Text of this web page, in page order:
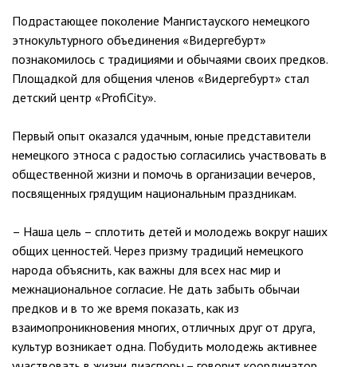
Подрастающее поколение Мангистауского немецкого
этнокультурного объединения «Видергебурт»
познакомилось с традициями и обычаями своих предков.
Площадкой для общения членов «Видергебурт» стал
детский центр «ProfiCity».
Первый опыт оказался удачным, юные представители
немецкого этноса с радостью согласились участвовать в
общественной жизни и помочь в организации вечеров,
посвященных грядущим национальным праздникам.
– Наша цель – сплотить детей и молодежь вокруг наших
общих ценностей. Через призму традиций немецкого
народа объяснить, как важны для всех нас мир и
межнациональное согласие. Не дать забыть обычаи
предков и в то же время показать, как из
взаимопроникновения многих, отличных друг от друга,
культур возникает одна. Побудить молодежь активнее